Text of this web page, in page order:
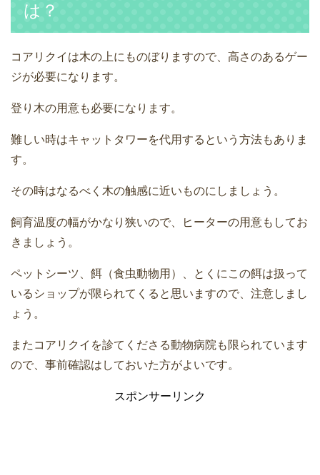
は？
コアリクイは木の上にものぼりますので、高さのあるゲー
ジが必要になります。
登り木の用意も必要になります。
難しい時はキャットタワーを代用するという方法もありま
す。
その時はなるべく木の触感に近いものにしましょう。
飼育温度の幅がかなり狭いので、ヒーターの用意もしてお
きましょう。
ペットシーツ、餌（食虫動物用）、とくにこの餌は扱って
いるショップが限られてくると思いますので、注意しまし
ょう。
またコアリクイを診てくださる動物病院も限られています
ので、事前確認はしておいた方がよいです。
スポンサーリンク